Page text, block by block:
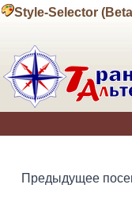
Style-Selector
Предыдущее